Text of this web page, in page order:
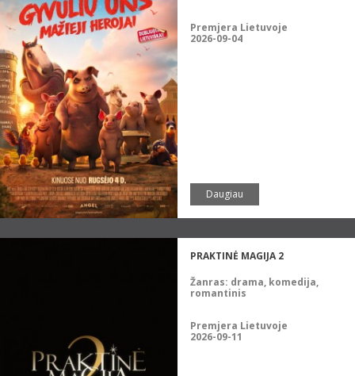
Premjera Lietuvoje
2026-09-04
Daugiau
PRAKTINĖ MAGIJA 2
Žanras: drama, komedija,
romantinis
Premjera Lietuvoje
2026-09-11